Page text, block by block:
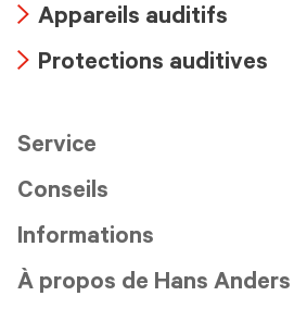
icon
icon
Appareils auditifs
Protections auditives
Service
Conseils
Informations
À propos de Hans Anders